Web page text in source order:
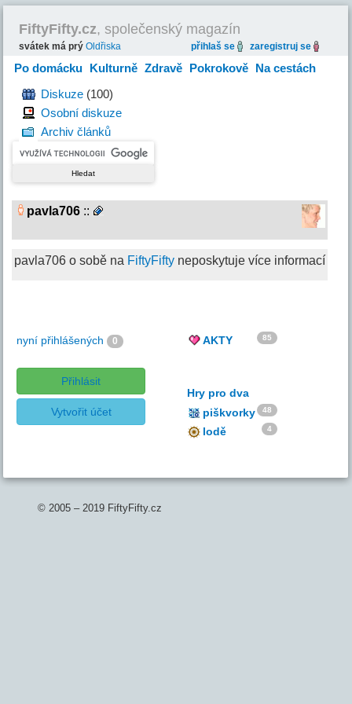
FiftyFifty.cz, společenský magazín
svátek má prýOldřiska přihlaš se zaregistruj se
Po domácku Kulturně Zdravě Pokrokově Na cestách
HravěDiskuze (100)
Osobní diskuze
Archiv článků
pavla706 ::
pavla706 o sobě na FiftyFifty neposkytuje více informací
nyní přihlášených 0
Přihlásit
Vytvořit účet
AKTY 85
Hry pro dva
piškvorky
48
lodě 4
© 2005 – 2019 FiftyFifty.cz